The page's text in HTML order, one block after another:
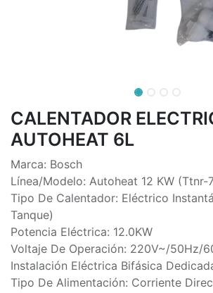
CALENTADOR
AUTOHEAT 6L
Marca: Bosch
Línea/Modelo: Autoheat 12 KW
Tipo De Calentador: Eléctrico
Tanque)
Potencia Eléctrica: 12.0KW
Voltaje De Operación: 220V~/50Hz/
Instalación Eléctrica Bifásica
Tipo De Alimentación: Corriente